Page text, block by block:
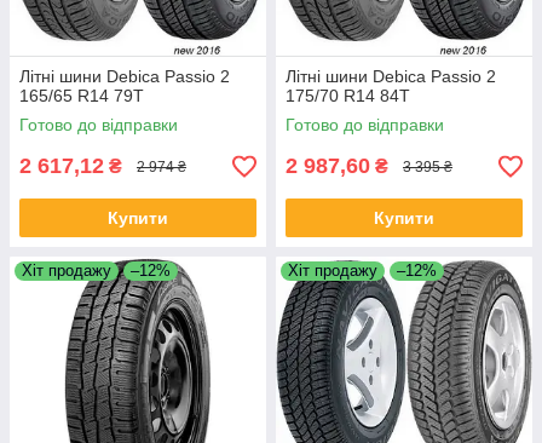
Літні шини Debica Passio 2
165/65 R14 79T
Готово до відправки
2 617,12 ₴ 2 974 ₴
Купити
Літні шини Debica Passio 2
175/70 R14 84T
Готово до відправки
2 987,60 ₴ 3 395 ₴
Купити
Хіт продажу –12% Хіт продажу –12%